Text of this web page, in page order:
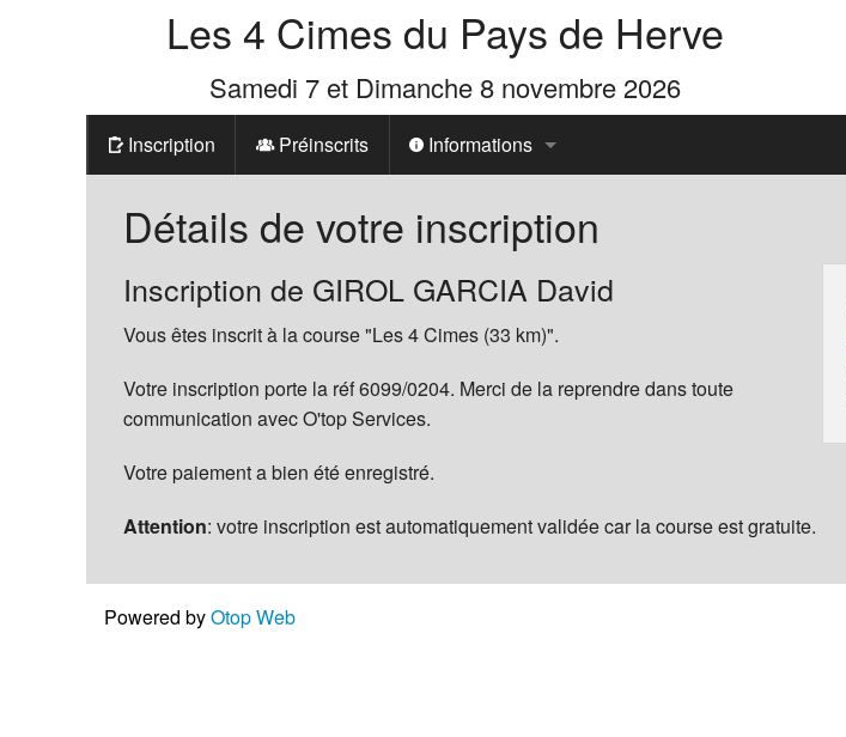
Les 4 Cimes du Pays de Herve
Samedi 7 et Dimanche 8 novembre 2026
Inscription Préinscrits Informations
La Boutique des 4 Cimes
Détails de votre inscription
Inscription de GIROL GARCIA David
Vous êtes inscrit à la course "Les 4 Cimes (33 km)".
Votre inscription porte la réf 6099/0204. Merci de la reprendre dans toute
communication avec O'top Services.
Votre paiement a bien été enregistré.
Attention: votre inscription est automatiquement validée car la course est gratuite.
Powered byOtop Web